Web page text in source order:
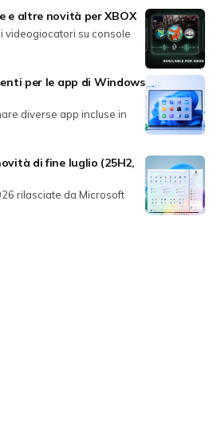
e altre novità per XBOX
videogiocatori su console
per le app di Windows
diverse app incluse in
di fine luglio (25H2,
rilasciate da Microsoft